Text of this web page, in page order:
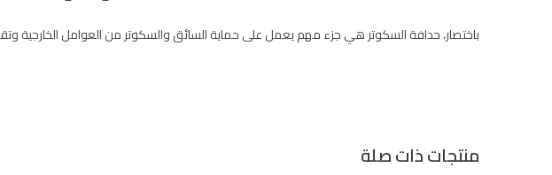
باختصار، حدافة السكوتر هي جزء مهم يعمل على حماية السائق والسكوتر من العوامل الخارجية
منتجات ذات صلة